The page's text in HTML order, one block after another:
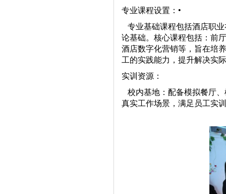
专业课程设置：•
专业基础课程包括酒店职
论基础。核心课程包括：前
酒店数字化营销等，旨在培
工的实践能力，提升解决实
实训资源：
校内基地：配备模拟餐厅
真实工作场景，满足员工实